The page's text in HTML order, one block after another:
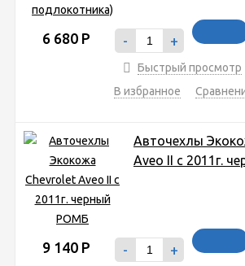
6 680 Р - +
Быстрый просмотр
В избранное
Авточехлы
Aveo II с 2011г.
9 140 Р - +